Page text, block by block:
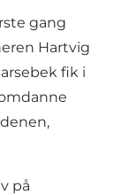
gang
Hartvig
fik i
på